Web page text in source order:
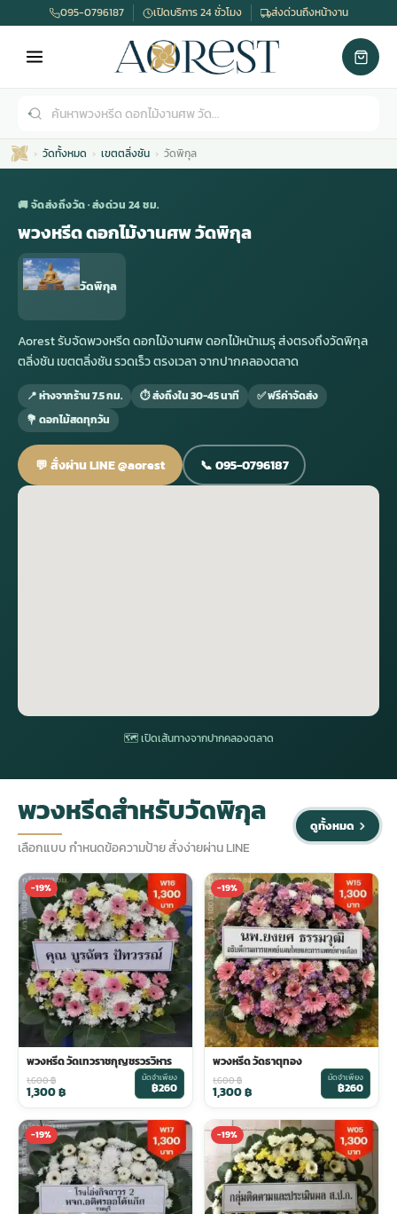
ดอกไม้หน้าศพ
ดอกไม้จัดงานศพ
จัดดอกไม้หน้าศพ
ดอกไม้หน้าหีบ
ดอกไม้งานศพ ส่งด่วน
ดอกไม้งานศพ กรุงเทพ
ดอกไม้งานศพ ปากคลองตลาด
ร้านดอกไม้งานศพ ใกล้ฉัน
ดอกไม้งานศพ ราคาถูก
จัดดอกไม้งานศพ ราคา
ดอกไม้งานศพ ส่งฟรี
ดอกไม้งานศพ ออนไลน์
พวงหรีด กรุงเทพ
พวงหรีดราคา
สั่งพวงหรีด
ร้านพวงหรีด
พวงหรีดดอกไม้สด
พวงหรีดดอกไม้สด ราคาถูก
สั่งพวงหรีด ออนไลน์
ส่งพวงหรีด ด่วน กรุงเทพ
ร้านพวงหรีด กรุงเทพ ส่งฟรี
พวงหรีด ปากคลองตลาด ราคา
พวงหรีด ส่งด่วน วันนี้
าเมรุ
มรุสีขาว
ไม้หน้าเมรุ
กไม้หน้าเมรุ
ม้หน้าเมรุ
ระดับเมรุ
มรุ ออนไลน์
มรุ ส่งด่วน
น้าเมรุ กรุงเทพ
ไม้งานแต่ง
ม้งานแต่ง ราคา
ไม้งานแต่ง ราคาถูก
ไม้งานแต่ง กรุงเทพ
อกไม้งานแต่ง
พวงหรีดพัดลม
พวงหรีดพัดลม ราคา
พวงหรีดพัดลม ราคาถูก
พวงหรีดพัดลม กรุงเทพ
พวงหรีดพัดลม ส่งด่วน
รับจัดงานศพ
รับจัดงานศพ ราคา
รับจัดงานศพ ครบวงจร
รับจัดงานศพ กรุงเทพ
095-0796187 เปิดบริการ 24 ชั่วโมง ส่งด่วนถึงหน้างาน
วัดทั้งหมด เขตตลิ่งชัน วัดพิกุล
🚚 จัดส่งถึงวัด · ส่งด่วน 24 ชม.
พวงหรีด ดอกไม้งานศพ วัดพิกุล
วัดพิกุล
Aorest รับจัดพวงหรีด ดอกไม้งานศพ ดอกไม้หน้าเมรุ ส่งตรงถึงวัดพิกุล
ตลิ่งชัน เขตตลิ่งชัน รวดเร็ว ตรงเวลา จากปากคลองตลาด
📍 ห่างจากร้าน 7.5 กม. ⏱ ส่งถึงใน 30-45 นาที
✅ ฟรีค่าจัดส่ง
💐 ดอกไม้สดทุกวัน
💬 สั่งผ่าน LINE @aorest 📞 095-0796187
🗺 เปิดเส้นทางจากปากคลองตลาด
พวงหรีดสำหรับวัดพิกุล
เลือกแบบ กำหนดข้อความป้าย สั่งง่ายผ่าน LINE
ดูทั้งหมด
-19%
พวงหรีด วัดเทวราชกุญชรวรวิหาร
1,600฿
1,300฿
มัดจำเพียง
฿260
-19%
พวงหรีด วัดธาตุทอง
1,600฿
1,300฿
มัดจำเพียง
฿260
-19% -19%